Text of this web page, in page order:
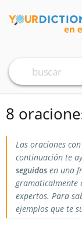
8
Las oraciones con
continuación te
seguidos en una
gramaticalmente
expertos. Para
ejemplos que te